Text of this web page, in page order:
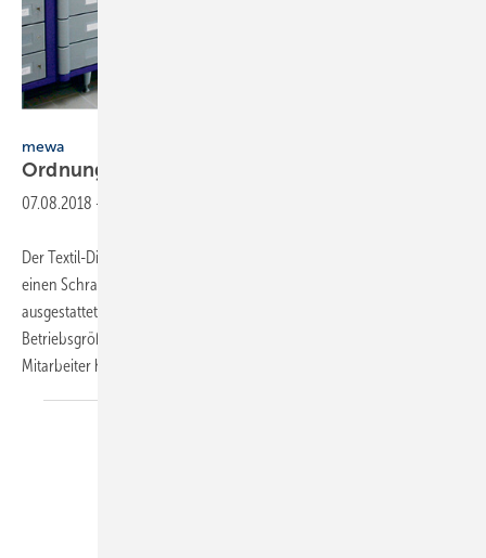
mewa
Ordnung im
07.08.2018 -
Der Textil-Dienstleister Mewa bietet passend zum Textilservice auch
einen Schrankservice an. Die Kunden werden mit Schränken
ausgestattet, die modular aufgebaut sind und sich je nach
Betriebsgröße beliebig erweitern und kombinieren lassen. Jeder
Mitarbeiter hat sein persönliches Schrankfach,